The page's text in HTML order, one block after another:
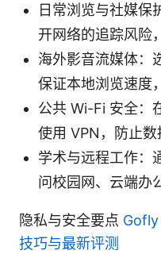
日常浏览与社媒保
开网络的追踪风险
海外影音流媒体：
保证本地浏览速度
公共 Wi-Fi 安全：
使用 VPN，防止数
学术与远程工作：
问校园网、云端办
隐私与安全要点 Gofly
技巧与最新评测